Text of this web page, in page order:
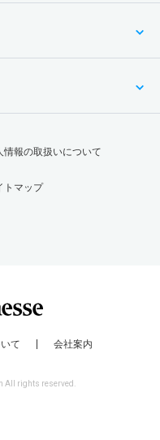
情報の取扱いについて
トマップ
て 会社案内
All rights reserved.